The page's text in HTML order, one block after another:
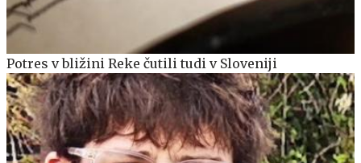
Potres v bližini Reke čutili tudi v Sloveniji